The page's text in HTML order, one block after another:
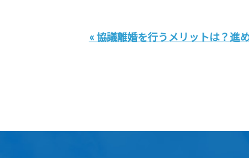
« 協議離婚を行うメリットは？進